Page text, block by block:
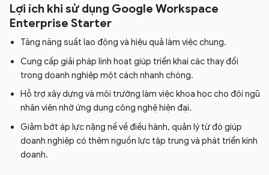
Lợi ích khi sử dụng Google Workspace
Enterprise Starter
Tăng năng suất lao động và hiệu quả làm việc chung.
Cung cấp giải pháp linh hoạt giúp triển khai các thay đổi
trong doanh nghiệp một cách nhanh chóng.
Hỗ trợ xây dựng và môi trường làm việc khoa học cho đội ngũ
nhân viên nhờ ứng dụng công nghệ hiện đại.
Giảm bớt áp lực nặng nề về điều hành, quản lý từ đó giúp
doanh nghiệp có thêm nguồn lực tập trung và phát triển kinh
doanh.